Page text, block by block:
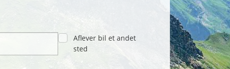
Aflever bil et andet
sted